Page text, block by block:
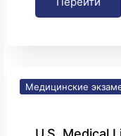
Медицинские